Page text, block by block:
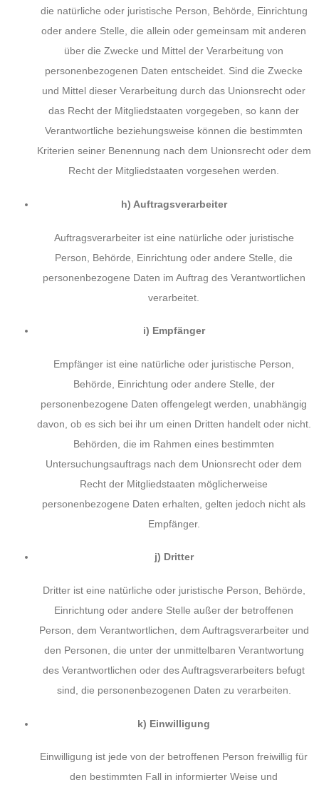
die natürliche oder juristische Person, Behörde, Einrichtung
oder andere Stelle, die allein oder gemeinsam mit anderen
über die Zwecke und Mittel der Verarbeitung von
personenbezogenen Daten entscheidet. Sind die Zwecke
und Mittel dieser Verarbeitung durch das Unionsrecht oder
das Recht der Mitgliedstaaten vorgegeben, so kann der
Verantwortliche beziehungsweise können die bestimmten
Kriterien seiner Benennung nach dem Unionsrecht oder dem
Recht der Mitgliedstaaten vorgesehen werden.
h) Auftragsverarbeiter
Auftragsverarbeiter ist eine natürliche oder juristische
Person, Behörde, Einrichtung oder andere Stelle, die
personenbezogene Daten im Auftrag des Verantwortlichen
verarbeitet.
i) Empfänger
Empfänger ist eine natürliche oder juristische Person,
Behörde, Einrichtung oder andere Stelle, der
personenbezogene Daten offengelegt werden, unabhängig
davon, ob es sich bei ihr um einen Dritten handelt oder nicht.
Behörden, die im Rahmen eines bestimmten
Untersuchungsauftrags nach dem Unionsrecht oder dem
Recht der Mitgliedstaaten möglicherweise
personenbezogene Daten erhalten, gelten jedoch nicht als
Empfänger.
j) Dritter
Dritter ist eine natürliche oder juristische Person, Behörde,
Einrichtung oder andere Stelle außer der betroffenen
Person, dem Verantwortlichen, dem Auftragsverarbeiter und
den Personen, die unter der unmittelbaren Verantwortung
des Verantwortlichen oder des Auftragsverarbeiters befugt
sind, die personenbezogenen Daten zu verarbeiten.
k) Einwilligung
Einwilligung ist jede von der betroffenen Person freiwillig für
den bestimmten Fall in informierter Weise und